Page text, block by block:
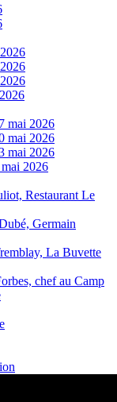
mai 2026
mai 2026
mai 2026
2026
Restaurant Le
Germain
La Buvette
chef au Camp